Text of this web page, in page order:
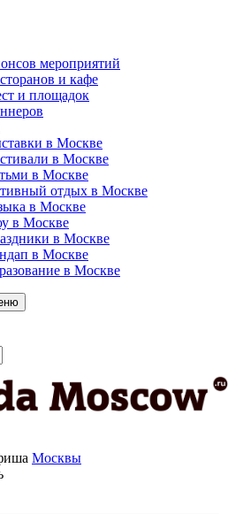
мероприятий
и кафе
и площадок
в Москве
в Москве
в Москве
отдых в Москве
в Москве
в Москве
в Москве
в Москве
в Москве
Москвы